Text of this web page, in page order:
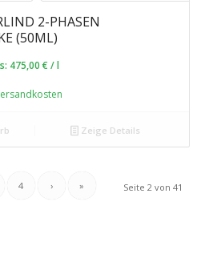
2-PHASEN
(50ML)
475,00 € /l
Zeige Details
Seite 2 von 41
4 › »